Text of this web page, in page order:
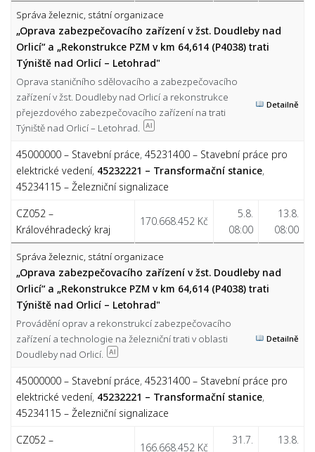
Správa železnic, státní organizace
„Oprava zabezpečovacího zařízení v žst. Doudleby nad
Orlicí“ a „Rekonstrukce PZM v km 64,614 (P4038) trati
Týniště nad Orlicí – Letohrad"
Oprava staničního sdělovacího a zabezpečovacího
zařízení v žst. Doudleby nad Orlicí a rekonstrukce
přejezdového zabezpečovacího zařízení na trati
Týniště nad Orlicí – Letohrad.
AI
Detailně
45000000 – Stavební práce, 45231400 – Stavební práce pro
elektrické vedení, 45232221 – Transformační stanice,
45234115 – Železniční signalizace
CZ052 –
Královéhradecký kraj
170.668.452 Kč
5.8.
08:00
13.8.
08:00
Správa železnic, státní organizace
„Oprava zabezpečovacího zařízení v žst. Doudleby nad
Orlicí“ a „Rekonstrukce PZM v km 64,614 (P4038) trati
Týniště nad Orlicí – Letohrad"
Provádění oprav a rekonstrukcí zabezpečovacího
zařízení a technologie na železniční trati v oblasti
Doudleby nad Orlicí.
AI
Detailně
45000000 – Stavební práce, 45231400 – Stavební práce pro
elektrické vedení, 45232221 – Transformační stanice,
45234115 – Železniční signalizace
CZ052 –
166.668.452 Kč
31.7.
13.8.